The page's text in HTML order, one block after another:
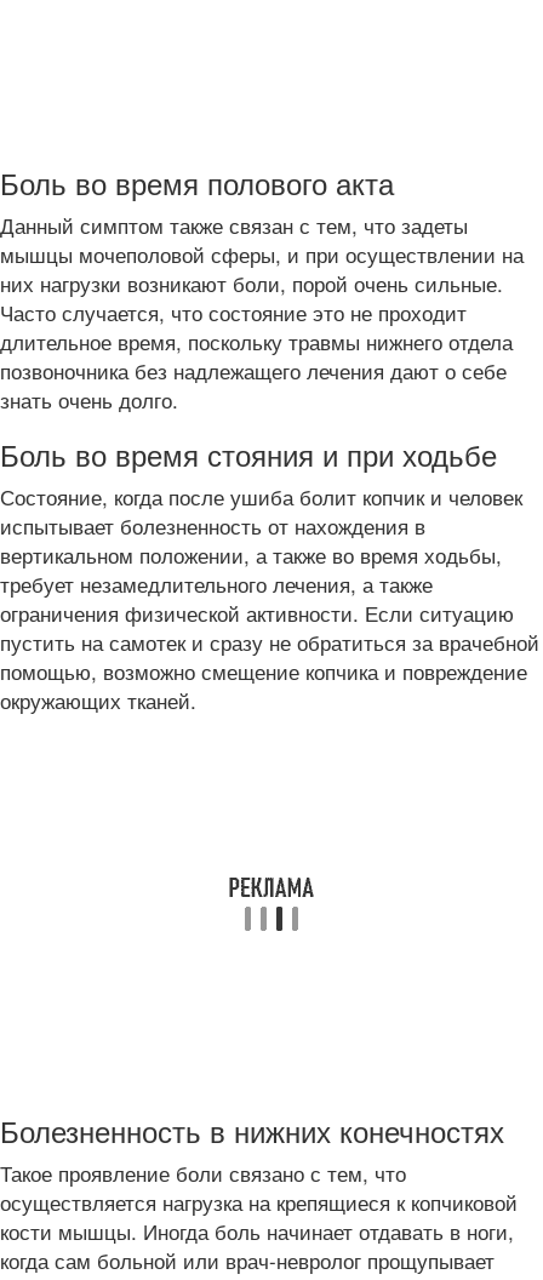
Боль во время полового акта
Данный симптом также связан с тем, что задеты
мышцы мочеполовой сферы, и при осуществлении на
них нагрузки возникают боли, порой очень сильные.
Часто случается, что состояние это не проходит
длительное время, поскольку травмы нижнего отдела
позвоночника без надлежащего лечения дают о себе
знать очень долго.
Боль во время стояния и при ходьбе
Состояние, когда после ушиба болит копчик и человек
испытывает болезненность от нахождения в
вертикальном положении, а также во время ходьбы,
требует незамедлительного лечения, а также
ограничения физической активности. Если ситуацию
пустить на самотек и сразу не обратиться за врачебной
помощью, возможно смещение копчика и повреждение
окружающих тканей.
Болезненность в нижних конечностях
Такое проявление боли связано с тем, что
осуществляется нагрузка на крепящиеся к копчиковой
кости мышцы. Иногда боль начинает отдавать в ноги,
когда сам больной или врач-невролог прощупывает